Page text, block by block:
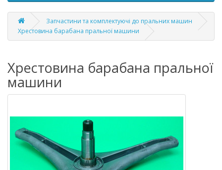
Запчастини та комплектуючі до пральних машин
Хрестовина барабана пральної машини
Хрестовина барабана пральної
машини